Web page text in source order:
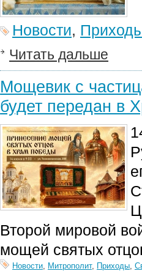
Новости,
Читать дальше
Мощевик с
будет передан в
Второй мировой
мощей святых
Новости, Митрополит, Приходы,